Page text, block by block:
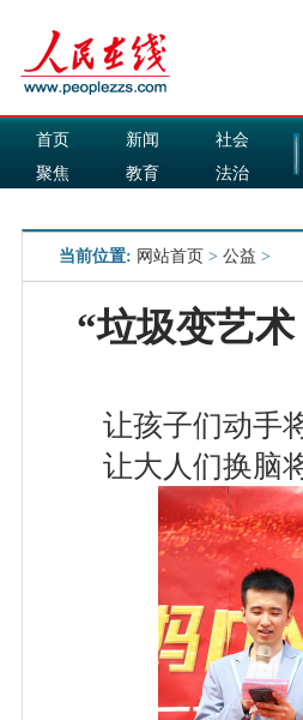
首页 新闻
社会
聚焦
教育
法治
当前位置: 网站首页 > 公益 >
“垃圾变艺
让孩子们动手将
让大人们换脑将